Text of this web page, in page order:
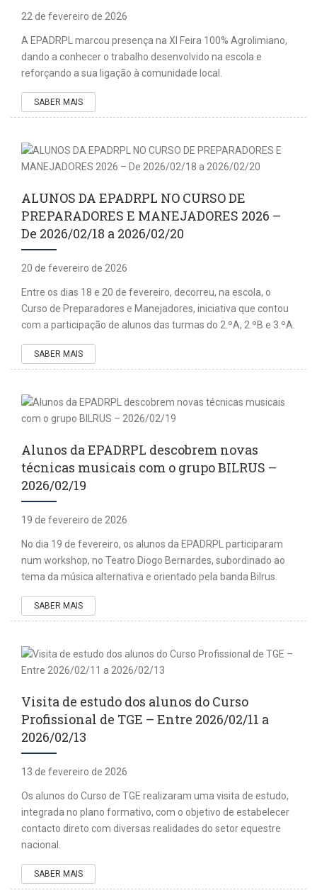
22 de fevereiro de 2026
A EPADRPL marcou presença na XI Feira 100% Agrolimiano,
dando a conhecer o trabalho desenvolvido na escola e
reforçando a sua ligação à comunidade local.
SABER MAIS
ALUNOS DA EPADRPL NO CURSO DE
PREPARADORES E MANEJADORES 2026 –
De 2026/02/18 a 2026/02/20
20 de fevereiro de 2026
Entre os dias 18 e 20 de fevereiro, decorreu, na escola, o
Curso de Preparadores e Manejadores, iniciativa que contou
com a participação de alunos das turmas do 2.ºA, 2.ºB e 3.ºA.
SABER MAIS
Alunos da EPADRPL descobrem novas
técnicas musicais com o grupo BILRUS –
2026/02/19
19 de fevereiro de 2026
No dia 19 de fevereiro, os alunos da EPADRPL participaram
num workshop, no Teatro Diogo Bernardes, subordinado ao
tema da música alternativa e orientado pela banda Bilrus.
SABER MAIS
Visita de estudo dos alunos do Curso
Profissional de TGE – Entre 2026/02/11 a
2026/02/13
13 de fevereiro de 2026
Os alunos do Curso de TGE realizaram uma visita de estudo,
integrada no plano formativo, com o objetivo de estabelecer
contacto direto com diversas realidades do setor equestre
nacional.
SABER MAIS